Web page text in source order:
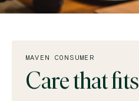
MAVEN CONSUMER
Care that fits